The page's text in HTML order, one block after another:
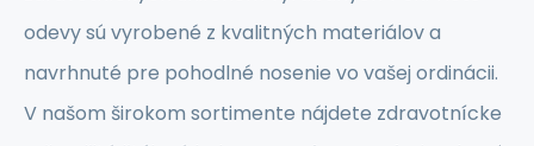
odevy sú vyrobené z kvalitných materiálov a
navrhnuté pre pohodlné nosenie vo vašej ordinácii.
V našom širokom sortimente nájdete zdravotnícke